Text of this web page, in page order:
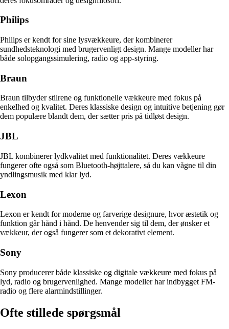
Philips
Philips er kendt for sine lysvækkeure, der kombinerer
sundhedsteknologi med brugervenligt design. Mange modeller har
både solopgangssimulering, radio og app-styring.
Braun
Braun tilbyder stilrene og funktionelle vækkeure med fokus på
enkelhed og kvalitet. Deres klassiske design og intuitive betjening gør
dem populære blandt dem, der sætter pris på tidløst design.
JBL
JBL kombinerer lydkvalitet med funktionalitet. Deres vækkeure
fungerer ofte også som Bluetooth-højttalere, så du kan vågne til din
yndlingsmusik med klar lyd.
Lexon
Lexon er kendt for moderne og farverige designure, hvor æstetik og
funktion går hånd i hånd. De henvender sig til dem, der ønsker et
vækkeur, der også fungerer som et dekorativt element.
Sony
Sony producerer både klassiske og digitale vækkeure med fokus på
lyd, radio og brugervenlighed. Mange modeller har indbygget FM-
radio og flere alarmindstillinger.
Ofte stillede spørgsmål